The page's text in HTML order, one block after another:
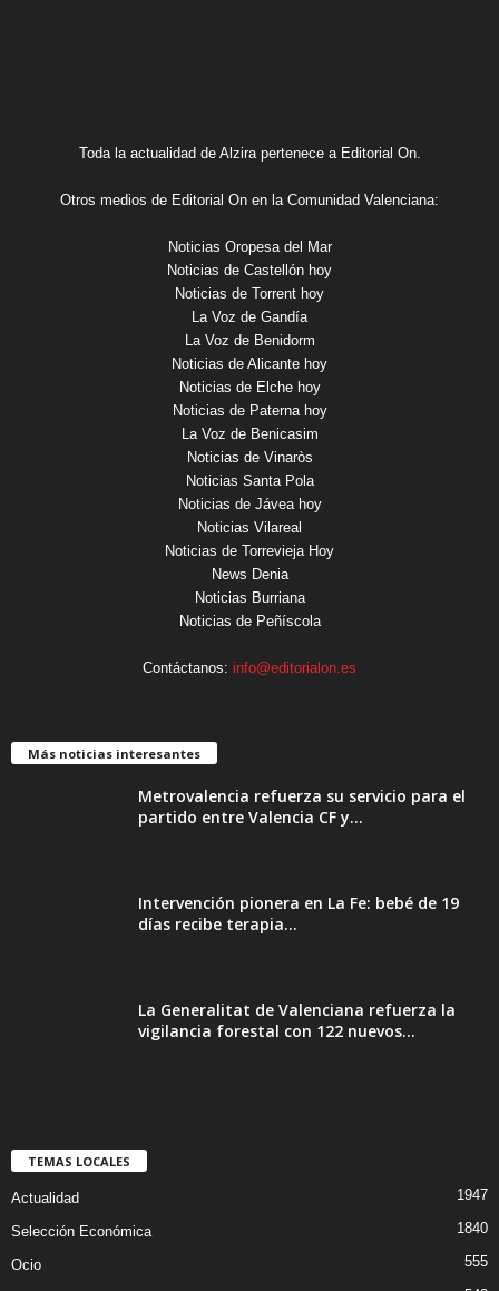
Toda la actualidad de Alzira pertenece a Editorial On.
Otros medios de Editorial On en la Comunidad Valenciana:
Noticias Oropesa del Mar
Noticias de Castellón hoy
Noticias de Torrent hoy
La Voz de Gandía
La Voz de Benidorm
Noticias de Alicante hoy
Noticias de Elche hoy
Noticias de Paterna hoy
La Voz de Benicasim
Noticias de Vinaròs
Noticias Santa Pola
Noticias de Jávea hoy
Noticias Vilareal
Noticias de Torrevieja Hoy
News Denia
Noticias Burriana
Noticias de Peñíscola
Contáctanos: info@editorialon.es
Más noticias interesantes
Metrovalencia refuerza su servicio para el
partido entre Valencia CF y...
Intervención pionera en La Fe: bebé de 19
días recibe terapia...
La Generalitat de Valenciana refuerza la
vigilancia forestal con 122 nuevos...
TEMAS LOCALES
Actualidad 1947
Selección Económica 1840
Ocio 555